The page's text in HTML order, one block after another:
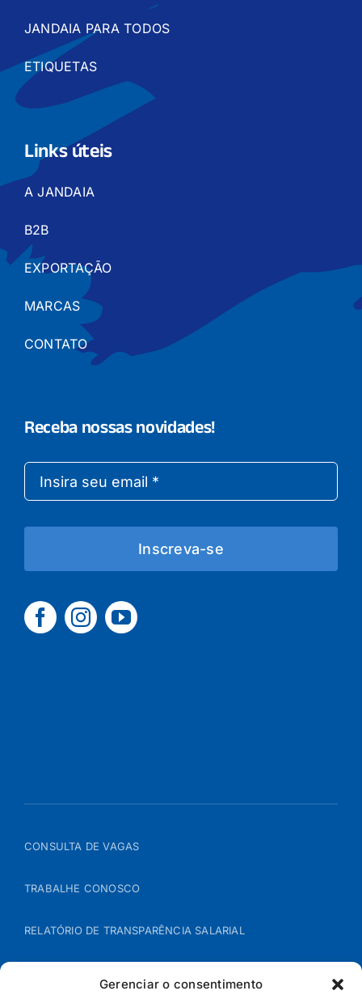
Gerenciar o consentimento
JANDAIA PARA TODOS
ETIQUETAS
Links úteis
A JANDAIA
B2B
EXPORTAÇÃO
MARCAS
CONTATO
Receba nossas novidades!
Inscreva-se
CONSULTA DE VAGAS
TRABALHE CONOSCO
RELATÓRIO DE TRANSPARÊNCIA SALARIAL